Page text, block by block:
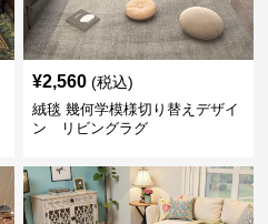
¥2,560 (税込)
絨毯 幾何学模様切り替えデザイ
ン リビングラグ